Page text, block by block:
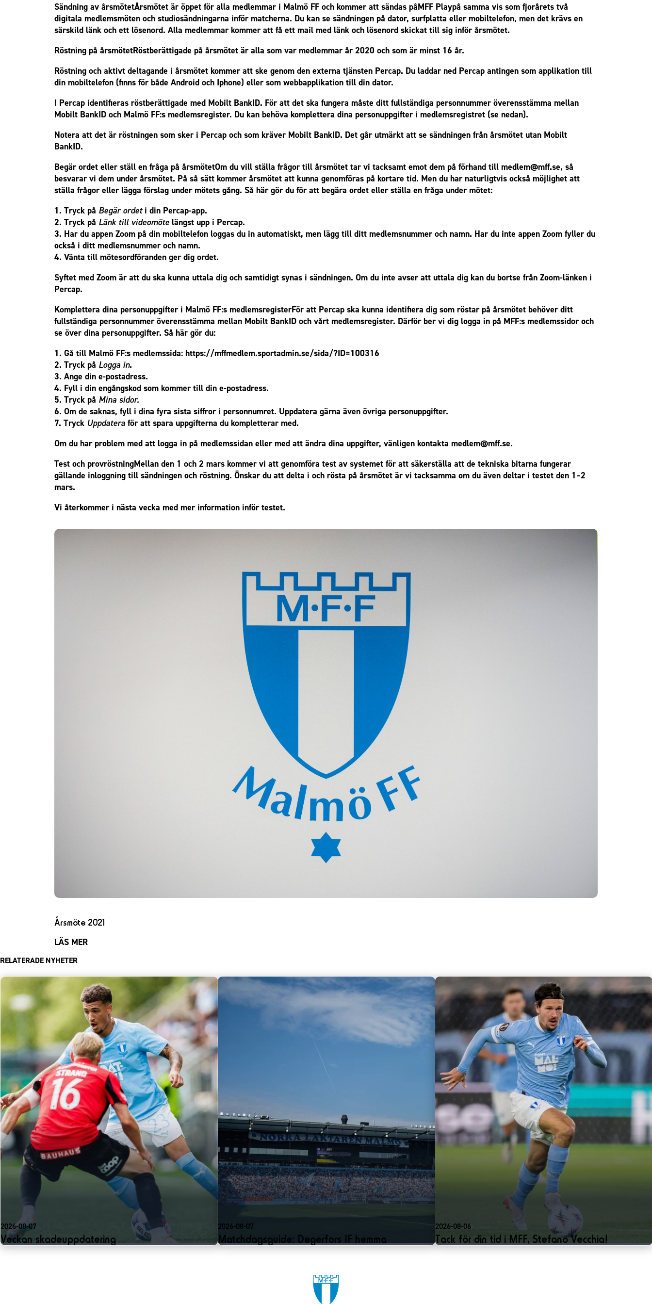
Sändning av årsmötetÅrsmötet är öppet för alla medlemmar i Malmö FF och kommer att sändas påMFF Playpå samma vis som fjorårets två
digitala medlemsmöten och studiosändningarna inför matcherna. Du kan se sändningen på dator, surfplatta eller mobiltelefon, men det krävs en
särskild länk och ett lösenord. Alla medlemmar kommer att få ett mail med länk och lösenord skickat till sig inför årsmötet.
Röstning på årsmötetRöstberättigade på årsmötet är alla som var medlemmar år 2020 och som är minst 16 år.
Röstning och aktivt deltagande i årsmötet kommer att ske genom den externa tjänsten Percap. Du laddar ned Percap antingen som applikation till
din mobiltelefon (finns för både Android och Iphone) eller som webbapplikation till din dator.
I Percap identifieras röstberättigade med Mobilt BankID. För att det ska fungera måste ditt fullständiga personnummer överensstämma mellan
Mobilt BankID och Malmö FF:s medlemsregister. Du kan behöva komplettera dina personuppgifter i medlemsregistret (se nedan).
Notera att det är röstningen som sker i Percap och som kräver Mobilt BankID. Det går utmärkt att se sändningen från årsmötet utan Mobilt
BankID.
Begär ordet eller ställ en fråga på årsmötetOm du vill ställa frågor till årsmötet tar vi tacksamt emot dem på förhand till medlem@mff.se, så
besvarar vi dem under årsmötet. På så sätt kommer årsmötet att kunna genomföras på kortare tid. Men du har naturligtvis också möjlighet att
ställa frågor eller lägga förslag under mötets gång. Så här gör du för att begära ordet eller ställa en fråga under mötet:
1. Tryck på Begär ordeti din Percap-app.
2. Tryck på Länk till videomöte längst upp i Percap.
3. Har du appen Zoom på din mobiltelefon loggas du in automatiskt, men lägg till ditt medlemsnummer och namn. Har du inte appen Zoom fyller du
också i ditt medlemsnummer och namn.
4. Vänta till mötesordföranden ger dig ordet.
Syftet med Zoom är att du ska kunna uttala dig och samtidigt synas i sändningen. Om du inte avser att uttala dig kan du bortse från Zoom-länken i
Percap.
Komplettera dina personuppgifter i Malmö FF:s medlemsregisterFör att Percap ska kunna identifiera dig som röstar på årsmötet behöver ditt
fullständiga personnummer överensstämma mellan Mobilt BankID och vårt medlemsregister. Därför ber vi dig logga in på MFF:s medlemssidor och
se över dina personuppgifter. Så här gör du:
1. Gå till Malmö FF:s medlemssida: https://mffmedlem.sportadmin.se/sida/?ID=100316
2. Tryck på Logga in.
3. Ange din e-postadress.
4. Fyll i din engångskod som kommer till din e-postadress.
5. Tryck på Mina sidor.
6. Om de saknas, fyll i dina fyra sista siffror i personnumret. Uppdatera gärna även övriga personuppgifter.
7. Tryck Uppdatera för att spara uppgifterna du kompletterar med.
Om du har problem med att logga in på medlemssidan eller med att ändra dina uppgifter, vänligen kontakta medlem@mff.se.
Test och provröstningMellan den 1 och 2 mars kommer vi att genomföra test av systemet för att säkerställa att de tekniska bitarna fungerar
gällande inloggning till sändningen och röstning. Önskar du att delta i och rösta på årsmötet är vi tacksamma om du även deltar i testet den 1–2
mars.
Vi återkommer i nästa vecka med mer information inför testet.
Årsmöte 2021
LÄS MER
RELATERADE NYHETER
2026-08-07
Veckan skadeuppdatering
2026-08-07
Matchdagsguide: Degerfors IF hemma
2026-08-06
Tack för din tid i MFF, Stefano Vecchia!